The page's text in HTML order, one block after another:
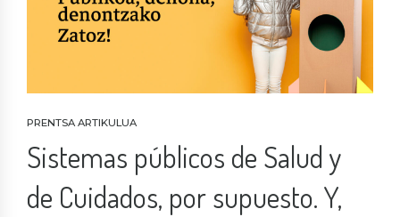
PRENTSA ARTIKULUA
Sistemas públicos de Salud y
de Cuidados, por supuesto. Y,